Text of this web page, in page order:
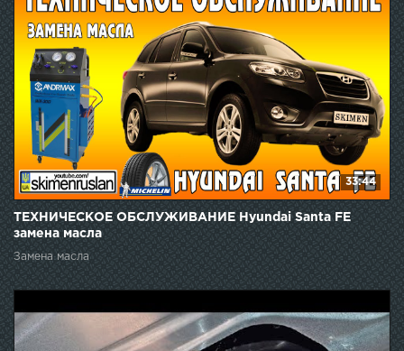
33:44
ТЕХНИЧЕСКОЕ ОБСЛУЖИВАНИЕ Hyundai Santa FE
замена масла
Замена масла